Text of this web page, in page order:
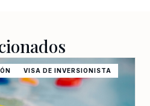
VISA DE INVERSIONISTA